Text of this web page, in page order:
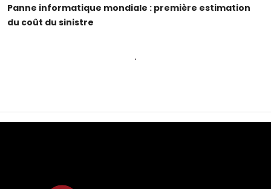
Panne informatique mondiale : première estimation
du coût du sinistre